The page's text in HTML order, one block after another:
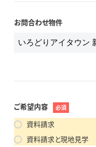
お問合わせ物件
ご希望内容 必須
資料請求
資料請求と現地見学